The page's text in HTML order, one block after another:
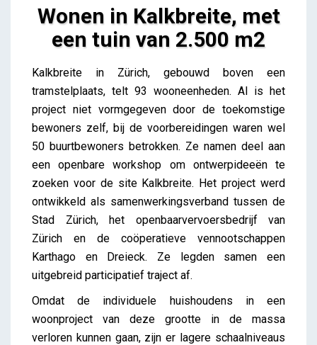
Wonen in Kalkbreite, met
een tuin van 2.500 m2
Wonen in Kalkbreite, met een tuin van 2.500 m2
Kalkbreite in Zürich, gebouwd boven een
tramstelplaats, telt 93 wooneenheden. Al is het
project niet vormgegeven door de toekomstige
bewoners zelf, bij de voorbereidingen waren wel
50 buurtbewoners betrokken. Ze namen deel aan
een openbare workshop om ontwerpideeën te
zoeken voor de site Kalkbreite. Het project werd
ontwikkeld als samenwerkingsverband tussen de
Stad Zürich, het openbaarvervoersbedrijf van
Zürich en de coöperatieve vennootschappen
Karthago en Dreieck. Ze legden samen een
uitgebreid participatief traject af.
Omdat de individuele huishoudens in een
woonproject van deze grootte in de massa
verloren kunnen gaan, zijn er lagere schaalniveaus